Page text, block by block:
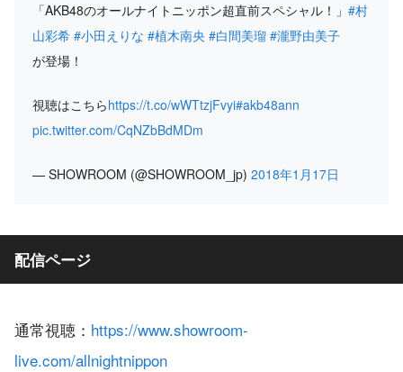
「AKB48のオールナイトニッポン超直前スペシャル！」 #村
山彩希 #小田えりな #植木南央 #白間美瑠 #瀧野由美子
が登場！
視聴はこちらhttps://t.co/wWTtzjFvyi#akb48ann
pic.twitter.com/CqNZbBdMDm
— SHOWROOM (@SHOWROOM_jp) 2018年1月17日
配信ページ
通常視聴： https://www.showroom-
live.com/allnightnippon